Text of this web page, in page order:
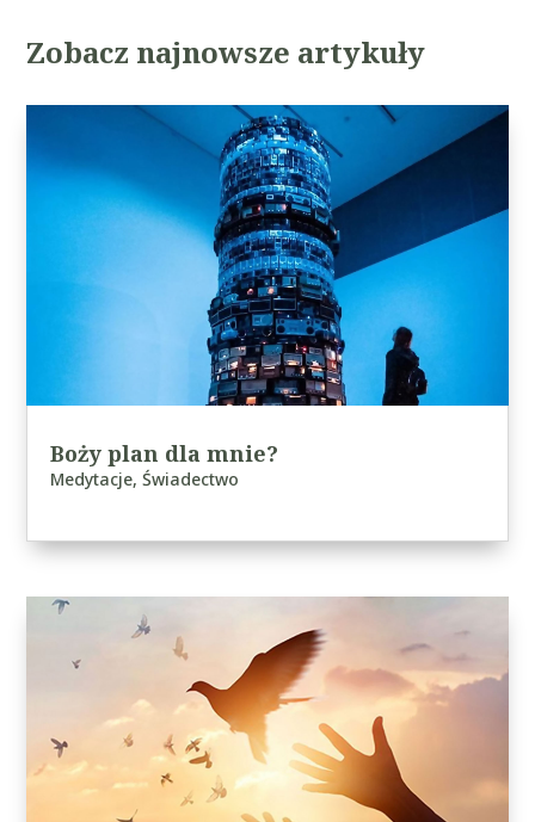
Zobacz najnowsze artykuły
Boży plan dla mnie?
Medytacje,Świadectwo